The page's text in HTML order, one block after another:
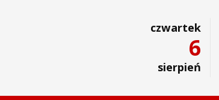
czwartek
6
sierpień